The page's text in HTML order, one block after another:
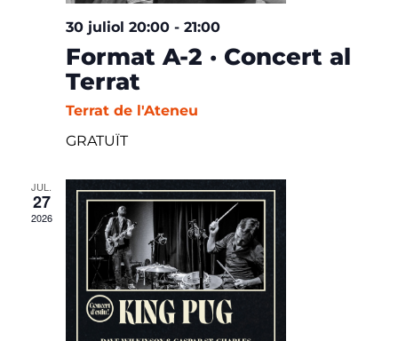
30 juliol 20:00- 21:00
Format A-2 · Concert al
Terrat
Terrat de l'Ateneu
GRATUÏT
JUL.
27
2026